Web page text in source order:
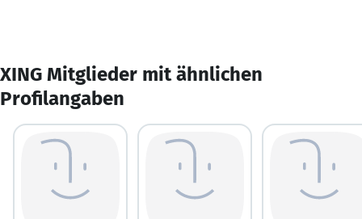
XING Mitglieder mit ähnlichen
Profilangaben